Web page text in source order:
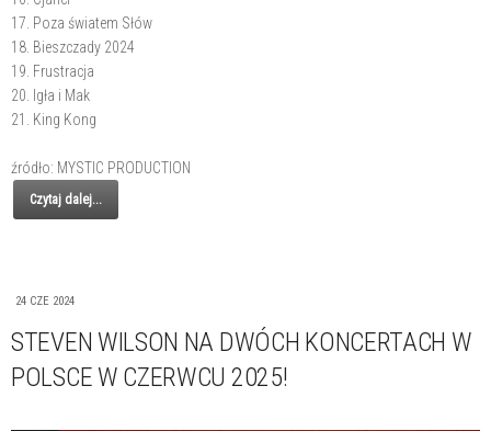
17. Poza światem Słów
18. Bieszczady 2024
19. Frustracja
20. Igła i Mak
21. King Kong
źródło: MYSTIC PRODUCTION
Czytaj dalej...
24 CZE 2024
STEVEN WILSON NA DWÓCH KONCERTACH W
POLSCE W CZERWCU 2025!